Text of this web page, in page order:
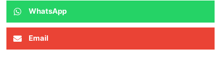
WhatsApp
Email